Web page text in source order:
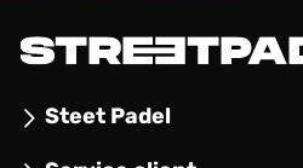
Steet Padel